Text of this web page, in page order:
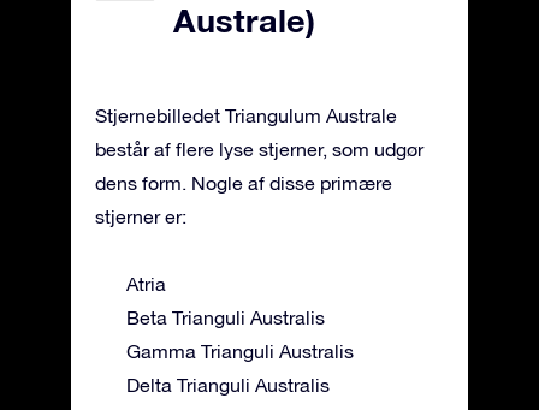
Australe)
Stjernebilledet Triangulum Australe
består af flere lyse stjerner, som udgør
dens form. Nogle af disse primære
stjerner er:
Atria
Beta Trianguli Australis
Gamma Trianguli Australis
Delta Trianguli Australis